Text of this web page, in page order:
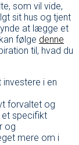
som vil vide,
sit hus og tjent
at lægge et
følge denne
til, hvad du
i en
forvaltet og
specifikt
og
mere om i